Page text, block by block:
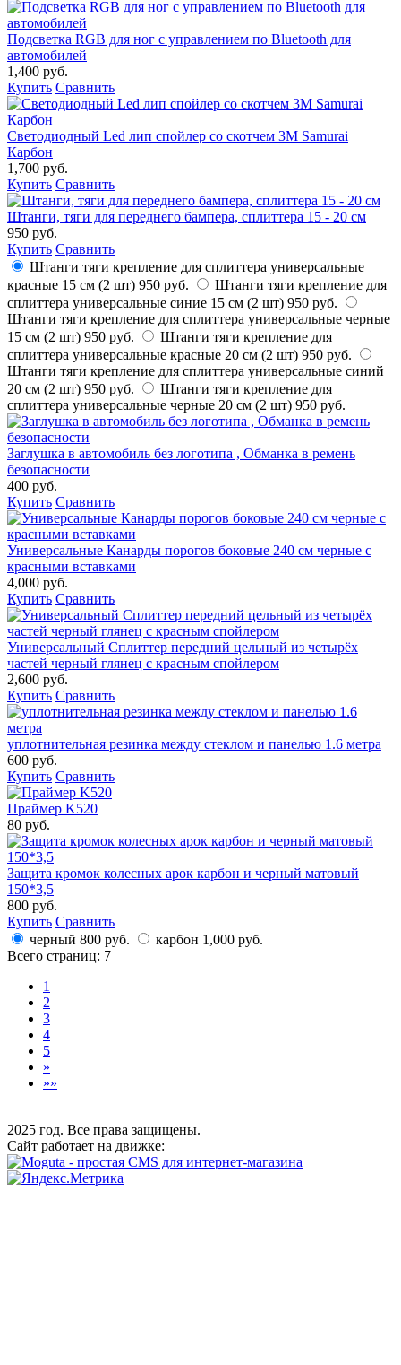
Подсветка RGB для ног с управлением по Bluetooth для
автомобилей
1,400 руб.
Купить Сравнить
Светодиодный Led лип спойлер со скотчем 3М Samurai
Карбон
1,700 руб.
Купить Сравнить
Штанги, тяги для переднего бампера, сплиттера 15 - 20 см
950 руб.
Купить Сравнить
Штанги тяги крепление для сплиттера универсальные
красные 15 см (2 шт) 950 руб.
Штанги тяги крепление для
сплиттера универсальные синие 15 см (2 шт) 950 руб.
Штанги тяги крепление для сплиттера универсальные черные
15 см (2 шт) 950 руб.
Штанги тяги крепление для
сплиттера универсальные красные 20 см (2 шт) 950 руб.
Штанги тяги крепление для сплиттера универсальные синий
20 см (2 шт) 950 руб.
Штанги тяги крепление для
сплиттера универсальные черные 20 см (2 шт) 950 руб.
Заглушка в автомобиль без логотипа , Обманка в ремень
безопасности
400 руб.
Купить Сравнить
Универсальные Канарды порогов боковые 240 см черные с
красными вставками
4,000 руб.
Купить Сравнить
Универсальный Сплиттер передний цельный из четырёх
частей черный глянец с красным спойлером
2,600 руб.
Купить Сравнить
уплотнительная резинка между стеклом и панелью 1.6 метра
600 руб.
Купить Сравнить
Праймер K520
80 руб.
Защита кромок колесных арок карбон и черный матовый
150*3,5
800 руб.
Купить Сравнить
черный 800 руб. карбон 1,000 руб.
Всего страниц: 7
1
2
3
4
5
»
»»
2025 год. Все права защищены.
Сайт работает на движке: